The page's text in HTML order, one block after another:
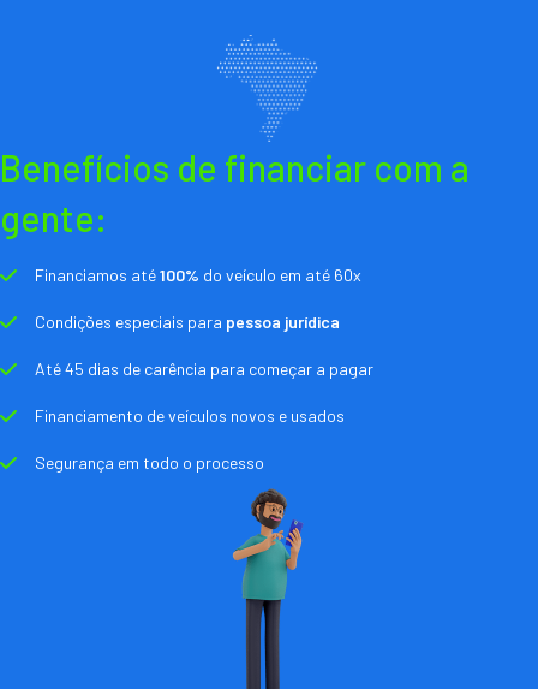
Benefícios de financiar com a
gente:
Financiamos até100% do veículo em até 60x
Condições especiais para pessoa jurídica
Até 45 dias de carência para começar a pagar
Financiamento de veículos novos e usados
Segurança em todo o processo